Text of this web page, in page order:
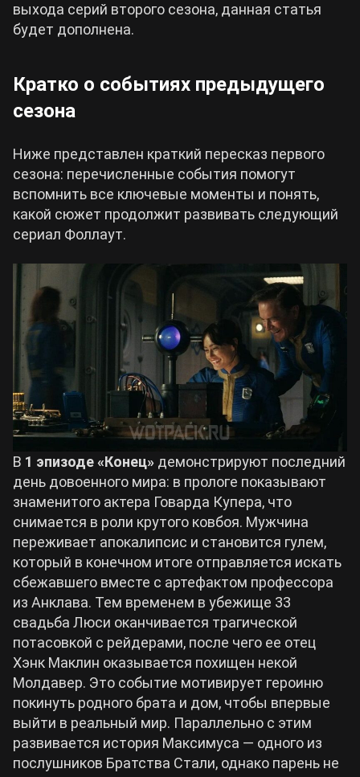
выхода серий второго сезона, данная статья
будет дополнена.
Кратко о событиях предыдущего
сезона
Ниже представлен краткий пересказ первого
сезона: перечисленные события помогут
вспомнить все ключевые моменты и понять,
какой сюжет продолжит развивать следующий
сериал Фоллаут.
В 1 эпизоде «Конец» демонстрируют последний
день довоенного мира: в прологе показывают
знаменитого актера Говарда Купера, что
снимается в роли крутого ковбоя. Мужчина
переживает апокалипсис и становится гулем,
который в конечном итоге отправляется искать
сбежавшего вместе с артефактом профессора
из Анклава. Тем временем в убежище 33
свадьба Люси оканчивается трагической
потасовкой с рейдерами, после чего ее отец
Хэнк Маклин оказывается похищен некой
Молдавер. Это событие мотивирует героиню
покинуть родного брата и дом, чтобы впервые
выйти в реальный мир. Параллельно с этим
развивается история Максимуса — одного из
послушников Братства Стали, однако парень не